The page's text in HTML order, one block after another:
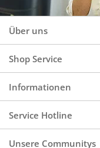
Über uns
Shop Service
Informationen
Service Hotline
Unsere Communitys